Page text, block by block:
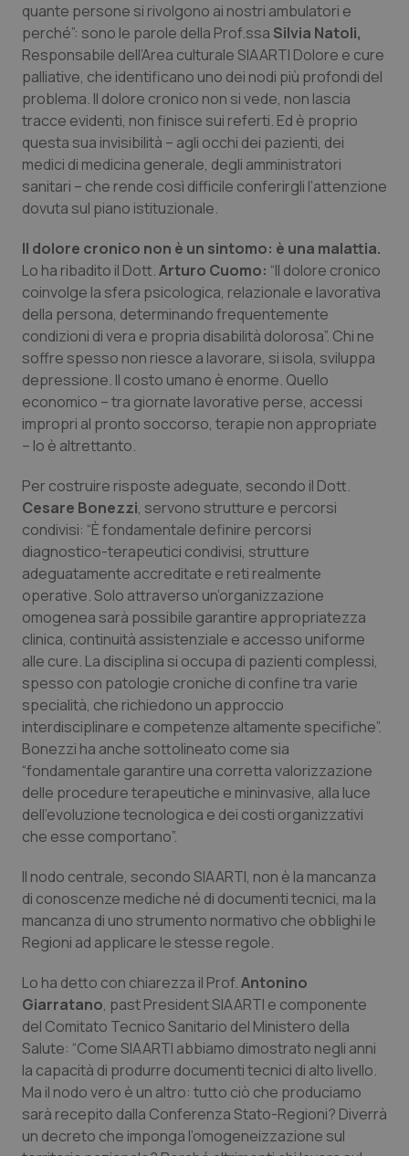
Oncologia & Nutrizione
Psoriasi & pelle
Quotidiano Cardiologia
Quotidiano Chirurgia
Quotidiano Oncologia
Quotidiano Pediatria
Rene & patologie urogenitali
Salute orale & impianti
Sangue & coagulazione
Tiroide
Tumore al seno
Tumore ovarico
Tumori del Polmone & Testa Collo
Tumori gastrointestinali
Ulcera & Reflusso
Vaccini
quante persone si rivolgono ai nostri ambulatori e
perché”: sono le parole della Prof.ssa Silvia Natoli,
Responsabile dell’Area culturale SIAARTI Dolore e cure
palliative, che identificano uno dei nodi più profondi del
problema. Il dolore cronico non si vede, non lascia
tracce evidenti, non finisce sui referti. Ed è proprio
questa sua invisibilità – agli occhi dei pazienti, dei
medici di medicina generale, degli amministratori
sanitari – che rende così difficile conferirgli l’attenzione
dovuta sul piano istituzionale.
Il dolore cronico non è un sintomo: è una malattia.
Lo ha ribadito il Dott.Arturo Cuomo: “Il dolore cronico
coinvolge la sfera psicologica, relazionale e lavorativa
della persona, determinando frequentemente
condizioni di vera e propria disabilità dolorosa”. Chi ne
soffre spesso non riesce a lavorare, si isola, sviluppa
depressione. Il costo umano è enorme. Quello
economico – tra giornate lavorative perse, accessi
impropri al pronto soccorso, terapie non appropriate
– lo è altrettanto.
Per costruire risposte adeguate, secondo il Dott.
Cesare Bonezzi, servono strutture e percorsi
condivisi: “È fondamentale definire percorsi
diagnostico-terapeutici condivisi, strutture
adeguatamente accreditate e reti realmente
operative. Solo attraverso un’organizzazione
omogenea sarà possibile garantire appropriatezza
clinica, continuità assistenziale e accesso uniforme
alle cure. La disciplina si occupa di pazienti complessi,
spesso con patologie croniche di confine tra varie
specialità, che richiedono un approccio
interdisciplinare e competenze altamente specifiche”.
Bonezzi ha anche sottolineato come sia
“fondamentale garantire una corretta valorizzazione
delle procedure terapeutiche e mininvasive, alla luce
dell’evoluzione tecnologica e dei costi organizzativi
che esse comportano”.
Il nodo centrale, secondo SIAARTI, non è la mancanza
di conoscenze mediche né di documenti tecnici, ma la
mancanza di uno strumento normativo che obblighi le
Regioni ad applicare le stesse regole.
Lo ha detto con chiarezza il Prof.Antonino
Giarratano, past President SIAARTI e componente
del Comitato Tecnico Sanitario del Ministero della
Salute: “Come SIAARTI abbiamo dimostrato negli anni
la capacità di produrre documenti tecnici di alto livello.
Ma il nodo vero è un altro: tutto ciò che produciamo
sarà recepito dalla Conferenza Stato-Regioni? Diverrà
un decreto che imponga l’omogeneizzazione sul